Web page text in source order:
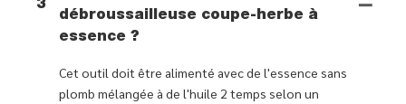
3
débroussailleuse coupe-herbe à
essence ?
Cet outil doit être alimenté avec de l'essence sans
plomb mélangée à de l'huile 2 temps selon un